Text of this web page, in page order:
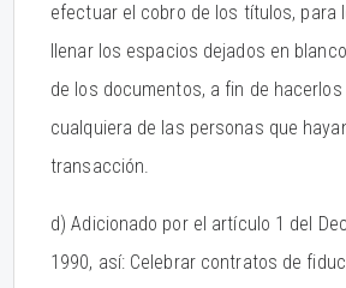
efectuar el cobro de los títulos, para
llenar los espacios dejados en
de los documentos, a fin de
cualquiera de las personas que
transacción.
d) Adicionado por el artículo 1 del
1990, así: Celebrar contratos de